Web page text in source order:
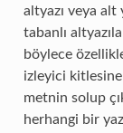
altyazı veya alt
tabanlı
böylece
izleyici
metnin solup
herhangi bir